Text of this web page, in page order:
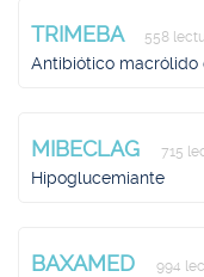
TRIMEBA 558
Antibiótico macrólido
MIBECLAG 715
Hipoglucemiante
BAXAMED 994